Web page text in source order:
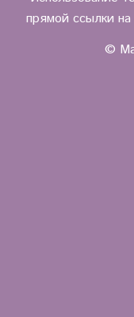
прямой ссылки
©